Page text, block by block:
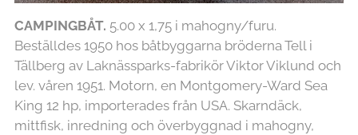
CAMPINGBÅT. 5.00 x 1,75 i mahogny/furu.
Beställdes 1950 hos båtbyggarna bröderna Tell i
Tällberg av Laknässparks-fabrikör Viktor Viklund och
lev. våren 1951. Motorn, en Montgomery-Ward Sea
King 12 hp, importerades från USA. Skarndäck,
mittfisk, inredning och överbyggnad i mahogny,